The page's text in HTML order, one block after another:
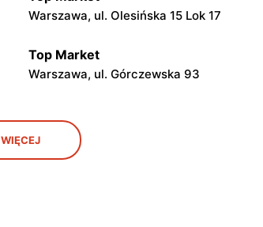
Warszawa, ul. Olesińska 15 Lok 17
Top Market
Warszawa, ul. Górczewska 93
Top Market
Warszawa al. Krakowska 274
WIĘCEJ